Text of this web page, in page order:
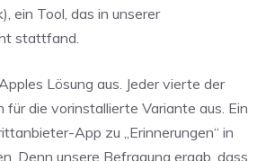
ein Tool, das in unserer
stattfand.
Lösung aus. Jeder vierte der
für die vorinstallierte Variante aus. Ein
App zu „Erinnerungen“ in
Denn unsere Befragung ergab, dass